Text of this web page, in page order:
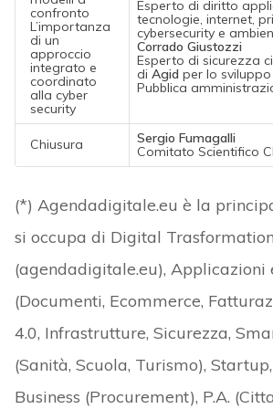
confronto
L’importanza
di un
approccio
integrato e
coordinato
alla cyber
security
Esperto di diritto
tecnologie, internet,
cybersecurity e
Corrado Giustozzi
Esperto di sicurezza
di Agid per lo
Pubblica
Chiusura
Sergio Fumagalli
Comitato Scientifico
(*) Agendadigitale.eu è la
si occupa di Digital Trasformation
(agendadigitale.eu), Applicazioni
(Documenti, Ecommerce,
4.0, Infrastrutture, Sicurezza,
(Sanità, Scuola, Turismo),
Business (Procurement), P.A.